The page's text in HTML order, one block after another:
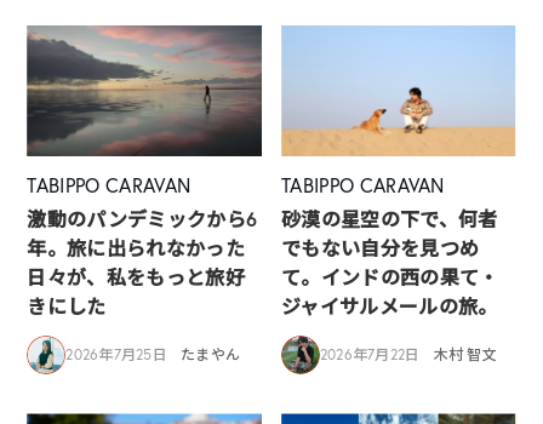
TABIPPO CARAVAN
激動のパンデミックから6
年。旅に出られなかった
日々が、私をもっと旅好
きにした
2026年7月25日 たまやん
TABIPPO CARAVAN
砂漠の星空の下で、何者
でもない自分を見つめ
て。インドの西の果て・
ジャイサルメールの旅。
2026年7月22日 木村 智文